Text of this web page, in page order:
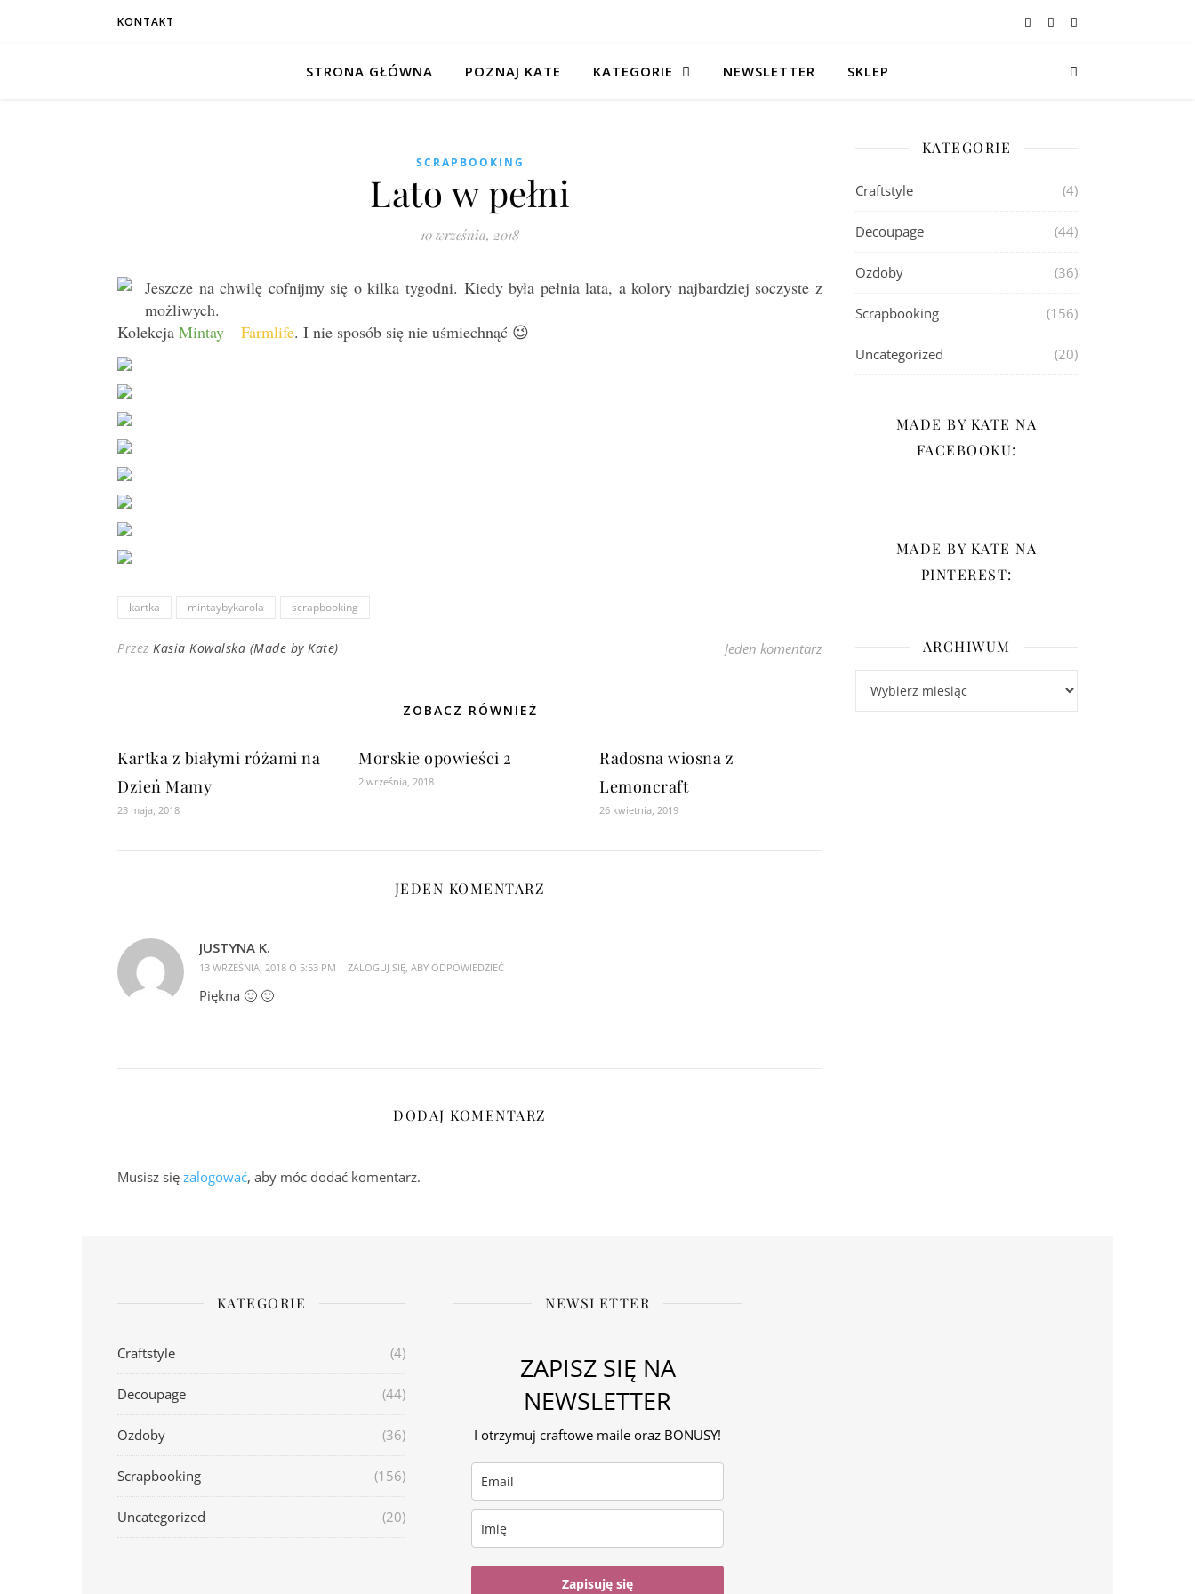
KONTAKT
STRONA GŁÓWNA POZNAJ KATE KATEGORIE NEWSLETTER SKLEP
SCRAPBOOKING
Lato w pełni
10 września, 2018
Jeszcze na chwilę cofnijmy się o kilka tygodni. Kiedy była pełnia lata, a kolory najbardziej soczyste z
możliwych.
Kolekcja Mintay – Farmlife. I nie sposób się nie uśmiechnąć 😉
kartka mintaybykarola scrapbooking
Przez Kasia Kowalska (Made by Kate) Jeden komentarz
ZOBACZ RÓWNIEŻ
Kartka z białymi różami na
Dzień Mamy
23 maja, 2018
Morskie opowieści 2
2 września, 2018
Radosna wiosna z
Lemoncraft
26 kwietnia, 2019
JEDEN KOMENTARZ
JUSTYNA K.
13 WRZEŚNIA, 2018 O 5:53 PM ZALOGUJ SIĘ, ABY ODPOWIEDZIEĆ
Piękna 🙂 🙂
DODAJ KOMENTARZ
Musisz się zalogować, aby móc dodać komentarz.
KATEGORIE
Craftstyle (4)
Decoupage (44)
Ozdoby (36)
Scrapbooking (156)
Uncategorized (20)
MADE BY KATE NA
FACEBOOKU:
MADE BY KATE NA
PINTEREST:
ARCHIWUM
KATEGORIE
Craftstyle (4)
Decoupage (44)
Ozdoby (36)
Scrapbooking (156)
Uncategorized (20)
NEWSLETTER
ZAPISZ SIĘ NA
NEWSLETTER
I otrzymuj craftowe maile oraz BONUSY!
Zapisuję się